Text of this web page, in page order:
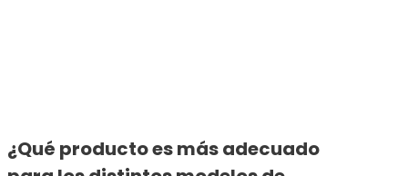
¿Qué producto es más adecuado